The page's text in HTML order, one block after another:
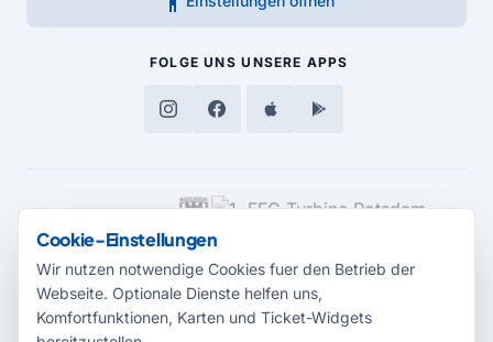
FOLGE UNS UNSERE APPS
MEDIENPARTNER
Cookie-Einstellungen
Wir nutzen notwendige Cookies fuer den Betrieb der
Webseite. Optionale Dienste helfen uns,
Komfortfunktionen, Karten und Ticket-Widgets